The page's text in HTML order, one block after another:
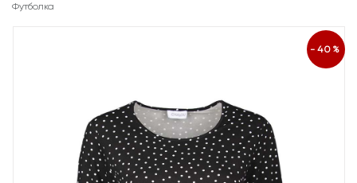
Футболка
-40%